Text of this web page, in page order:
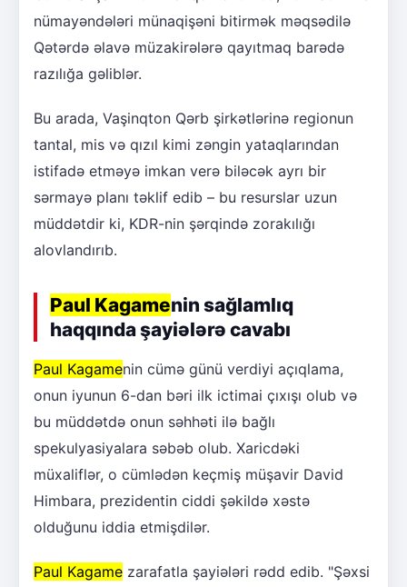
nümayəndələri münaqişəni bitirmək məqsədilə
Qətərdə əlavə müzakirələrə qayıtmaq barədə
razılığa gəliblər.
Bu arada, Vaşinqton Qərb şirkətlərinə regionun
tantal, mis və qızıl kimi zəngin yataqlarından
istifadə etməyə imkan verə biləcək ayrı bir
sərmayə planı təklif edib – bu resurslar uzun
müddətdir ki, KDR-nin şərqində zorakılığı
alovlandırıb.
Paul Kagamenin sağlamlıq
haqqında şayiələrə cavabı
Paul Kagamenin cümə günü verdiyi açıqlama,
onun iyunun 6-dan bəri ilk ictimai çıxışı olub və
bu müddətdə onun səhhəti ilə bağlı
spekulyasiyalara səbəb olub. Xaricdəki
müxaliflər, o cümlədən keçmiş müşavir David
Himbara, prezidentin ciddi şəkildə xəstə
olduğunu iddia etmişdilər.
Paul Kagame zarafatla şayiələri rədd edib. "Şəxsi